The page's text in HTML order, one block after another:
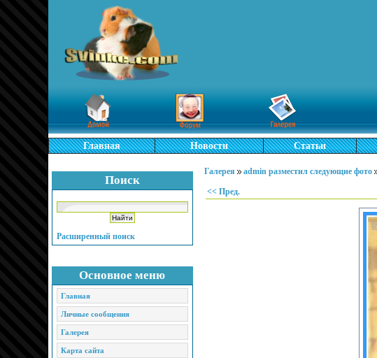
Главная Новости Статьи
Поиск
Расширенный поиск
Основное меню
Главная
Личные сообщения
Галерея
Карта сайта
Галерея admin разместил следующие фото
<< Пред.